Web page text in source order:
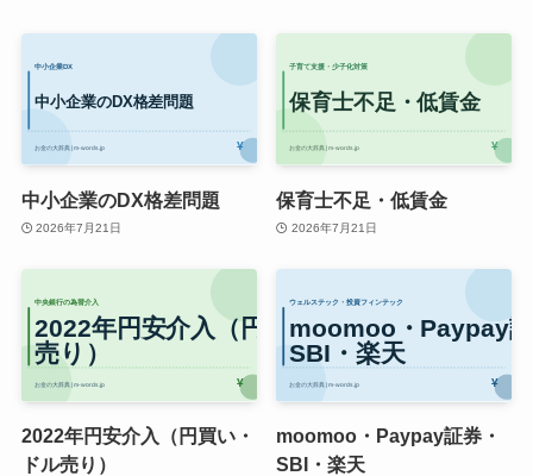
中小企業のDX格差問題
2026年7月21日
保育士不足・低賃金
2026年7月21日
2022年円安介入（円買い・
ドル売り）
moomoo・Paypay証券・
SBI・楽天